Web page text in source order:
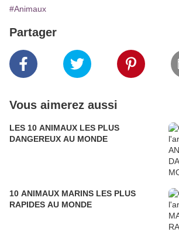
#Animaux
Partager
Vous aimerez aussi
LES 10 ANIMAUX LES PLUS
DANGEREUX AU MONDE
10 ANIMAUX MARINS LES PLUS
RAPIDES AU MONDE